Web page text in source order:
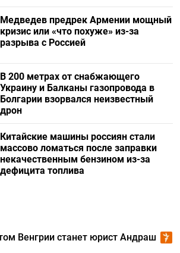
Медведев предрек Армении мощный
кризис или «что похуже» из-за
разрыва с Россией
В 200 метрах от снабжающего
Украину и Балканы газопровода в
Болгарии взорвался неизвестный
дрон
Китайские машины россиян стали
массово ломаться после заправки
некачественным бензином из-за
дефицита топлива